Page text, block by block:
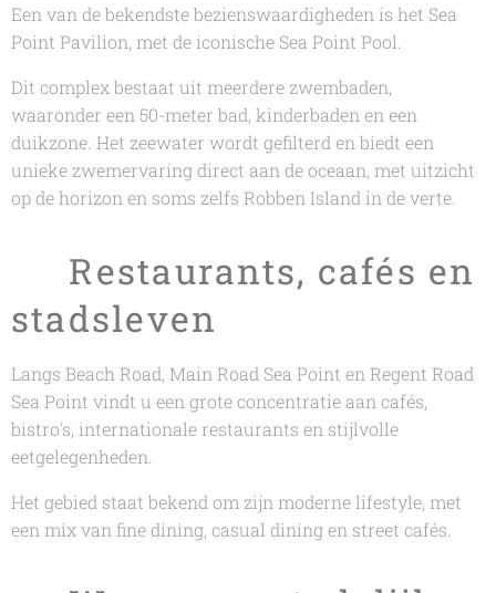
Een van de bekendste bezienswaardigheden is het Sea
Point Pavilion, met de iconische Sea Point Pool.
Dit complex bestaat uit meerdere zwembaden,
waaronder een 50-meter bad, kinderbaden en een
duikzone. Het zeewater wordt gefilterd en biedt een
unieke zwemervaring direct aan de oceaan, met uitzicht
op de horizon en soms zelfs Robben Island in de verte.
🍽️ Restaurants, cafés en
stadsleven
Langs Beach Road, Main Road Sea Point en Regent Road
Sea Point vindt u een grote concentratie aan cafés,
bistro's, internationale restaurants en stijlvolle
eetgelegenheden.
Het gebied staat bekend om zijn moderne lifestyle, met
een mix van fine dining, casual dining en street cafés.